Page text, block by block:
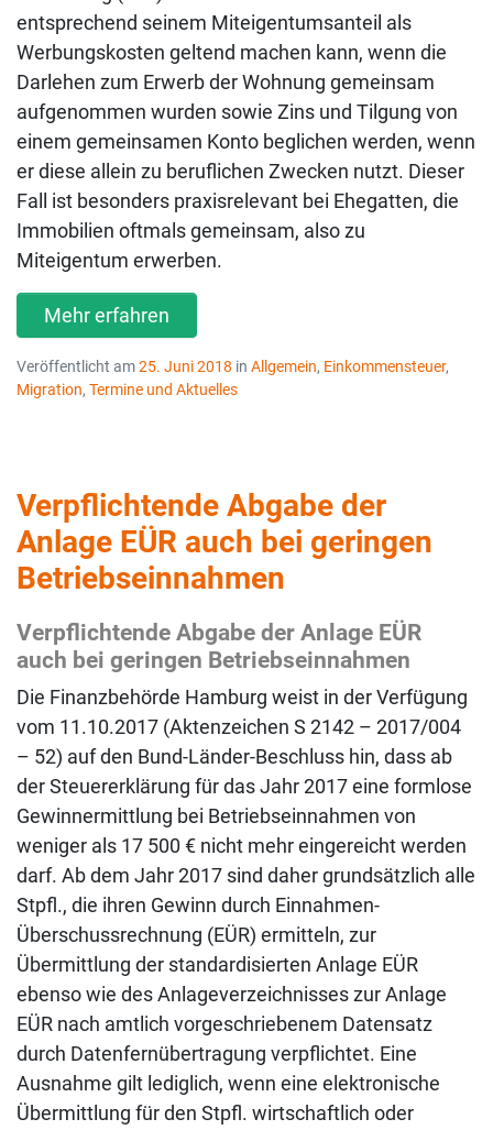
entsprechend seinem Miteigentumsanteil als
Werbungskosten geltend machen kann, wenn die
Darlehen zum Erwerb der Wohnung gemeinsam
aufgenommen wurden sowie Zins und Tilgung von
einem gemeinsamen Konto beglichen werden, wenn
er diese allein zu beruflichen Zwecken nutzt. Dieser
Fall ist besonders praxisrelevant bei Ehegatten, die
Immobilien oftmals gemeinsam, also zu
Miteigentum erwerben.
Mehr erfahren
Veröffentlicht am25. Juni 2018 in Allgemein, Einkommensteuer,
Migration, Termine und Aktuelles
Verpflichtende Abgabe der
Anlage EÜR auch bei geringen
Betriebseinnahmen
Verpflichtende Abgabe der Anlage EÜR
auch bei geringen Betriebseinnahmen
Die Finanzbehörde Hamburg weist in der Verfügung
vom 11.10.2017 (Aktenzeichen S 2142 – 2017/004
– 52) auf den Bund-Länder-Beschluss hin, dass ab
der Steuererklärung für das Jahr 2017 eine formlose
Gewinnermittlung bei Betriebseinnahmen von
weniger als 17 500 € nicht mehr eingereicht werden
darf. Ab dem Jahr 2017 sind daher grundsätzlich alle
Stpfl., die ihren Gewinn durch Einnahmen-
Überschussrechnung (EÜR) ermitteln, zur
Übermittlung der standardisierten Anlage EÜR
ebenso wie des Anlageverzeichnisses zur Anlage
EÜR nach amtlich vorgeschriebenem Datensatz
durch Datenfernübertragung verpflichtet. Eine
Ausnahme gilt lediglich, wenn eine elektronische
Übermittlung für den Stpfl. wirtschaftlich oder